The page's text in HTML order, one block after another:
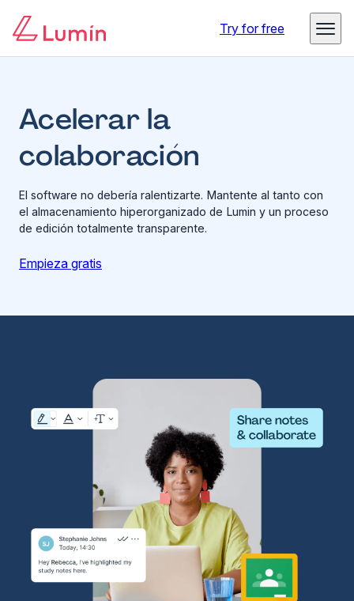
Try for free
Acelerar la
colaboración
El software no debería ralentizarte. Mantente al tanto con
el almacenamiento hiperorganizado de Lumin y un proceso
de edición totalmente transparente.
Empieza gratis